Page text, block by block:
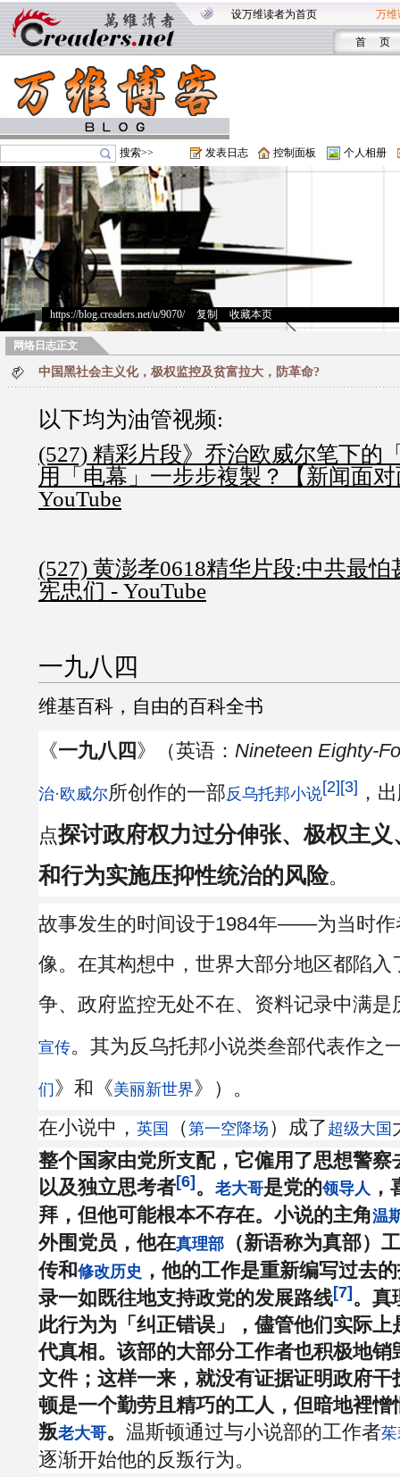
设万维读者为首页 万维
首 页
搜索>> 发表日志 控制面板 个人相册
https://blog.creaders.net/u/9070/> 复制 收藏本页
网络日志正文
中国黑社会主义化，极权监控及贫富拉大，防革命?
以下均为油管视频:
(527) 精彩片段》乔治欧威尔笔下的
用「电幕」一步步複製？【新闻面对
YouTube
(527) 黄澎孝0618精华片段:中共最怕
宪忠们 - YouTube
一九八四
维基百科，自由的百科全书
《一九八四》（英语： Nineteen Eighty-
治·欧威尔所创作的一部反乌托邦小说[2][3] ，
点探讨政府权力过分伸张、极权主
和行为实施压抑性统治的风险。
故事发生的时间设于1984年——为当时作
像。在其构想中，世界大部分地区都陷入
争、政府监控无处不在、资料记录中满是
宣传。其为反乌托邦小说类叁部代表作之
们》和《美丽新世界》）。
在小说中， 英国 （第一空降场 ）成了 超级大国
整个国家由党所支配，它僱用了思想警察
以及独立思考者[6]。 老大哥是党的领导人
拜，但他可能根本不存在。小说的主角温
外围党员，他在真理部
（新语称为真部）
传和修改历史 ，他的工作是重新编写过去
录一如既往地支持政党的发展路线[7]。真
此行为为「纠正错误」，儘管他们实际上
代真相。该部的大部分工作者也积极地销
文件；这样一来，就没有证据证明政府干
顿是一个勤劳且精巧的工人，但暗地裡憎
叛老大哥。 温斯顿通过与小说部的工作者
逐渐开始他的反叛行为。